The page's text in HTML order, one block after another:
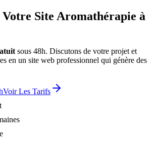
Site Aromathérapie à
sous 48h. Discutons de votre projet et
en un site web professionnel qui génère des
Voir Les Tarifs